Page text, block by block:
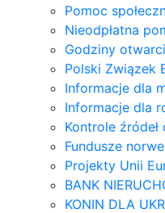
Pomoc
Nieodpłatna
Godziny
Polski Związek
Informacje dla
Informacje dla
Kontrole
Fundusze
Projekty Unii
BANK
KONIN DLA